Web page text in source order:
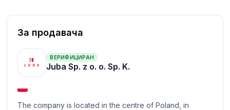
За продавача
ВЕРИФИЦИРАН
Juba Sp. z o. o. Sp. K.
The company is located in the centre of Poland, in